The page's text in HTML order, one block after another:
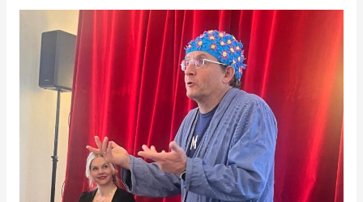
Wigald
Boning
allen
Wassern
gewaschen